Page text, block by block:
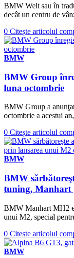
BMW Welt sau în
decât un centru de
0 Citește articolul
BMW
BMW Group
luna octombrie
BMW Group a
octombrie a acestui
0 Citește articolul
BMW
BMW
tuning, Manhart
BMW Manhart MH2
unui M2, special
0 Citește articolul
BMW